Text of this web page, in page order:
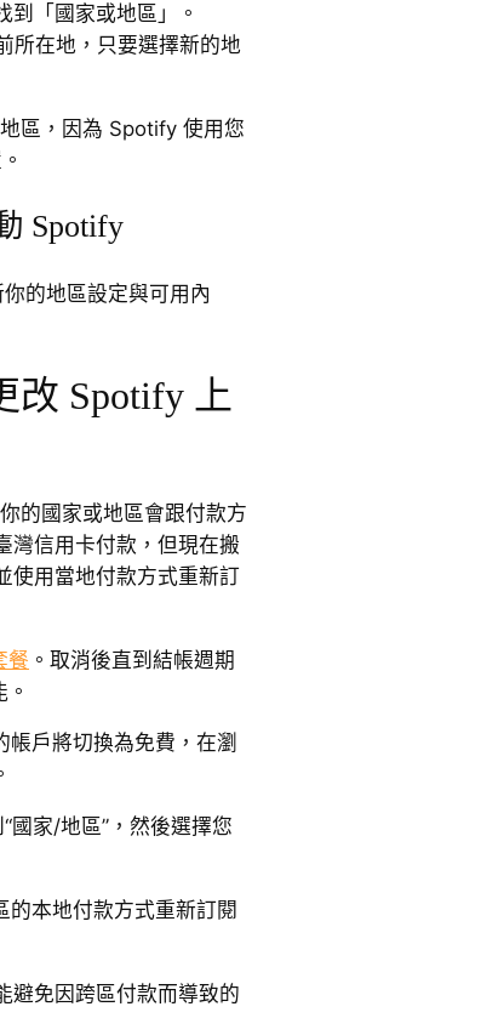
到「國家或地區」。
所在地，只要選擇新的地
區，因為 Spotify 使用您
Spotify
的地區設定與可用內
改 Spotify 上
的國家或地區會跟付款方
灣信用卡付款，但現在搬
使用當地付款方式重新訂
餐 。取消後直到結帳週期
戶將切換為免費，在瀏
國家/地區”，然後選擇您
的本地付款方式重新訂閱
避免因跨區付款而導致的